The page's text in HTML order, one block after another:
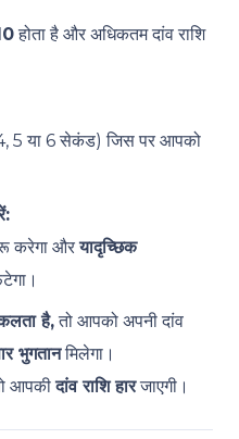
होता है और अधिकतम दांव राशि
5 या 6 सेकंड) जिस पर आपको
करेगा औरयादृच्छिक
है,तो आपको अपनी दांव
भुगतानमिलेगा।
आपकीदांव राशि हारजाएगी।